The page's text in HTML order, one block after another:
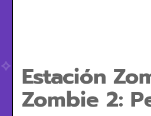
Estación
Zombie 2: